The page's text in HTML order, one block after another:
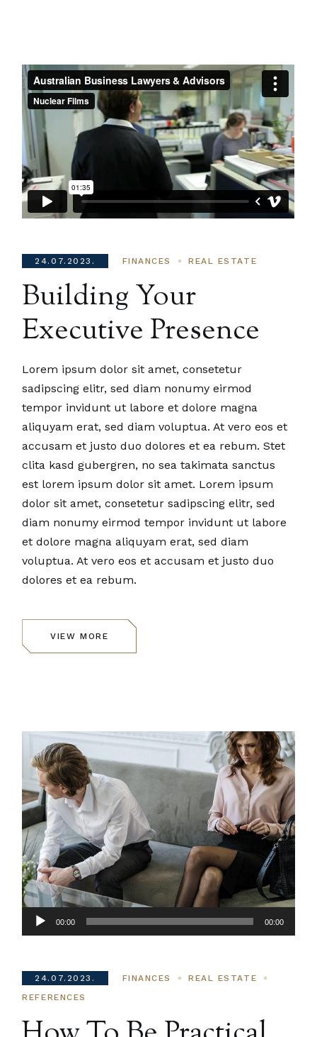
24.07.2023. FINANCES REAL ESTATE
Building Your
Executive Presence
Lorem ipsum dolor sit amet, consetetur
sadipscing elitr, sed diam nonumy eirmod
tempor invidunt ut labore et dolore magna
aliquyam erat, sed diam voluptua. At vero eos et
accusam et justo duo dolores et ea rebum. Stet
clita kasd gubergren, no sea takimata sanctus
est lorem ipsum dolor sit amet. Lorem ipsum
dolor sit amet, consetetur sadipscing elitr, sed
diam nonumy eirmod tempor invidunt ut labore
et dolore magna aliquyam erat, sed diam
voluptua. At vero eos et accusam et justo duo
dolores et ea rebum.
VIEW MORE
Audio
Player
00:00 00:00
24.07.2023. FINANCES
REAL ESTATE
REFERENCES